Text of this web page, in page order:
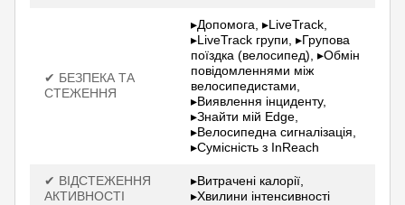
✔ БЕЗПЕКА ТА
СТЕЖЕННЯ
▸Допомога, ▸LiveTrack,
▸LiveTrack групи, ▸Групова
поїздка (велосипед), ▸Обмін
повідомленнями між
велосипедистами,
▸Виявлення інциденту,
▸Знайти мій Edge,
▸Велосипедна сигналізація,
▸Сумісність з InReach
✔ ВІДСТЕЖЕННЯ
АКТИВНОСТІ
▸Витрачені калорії,
▸Хвилини інтенсивності